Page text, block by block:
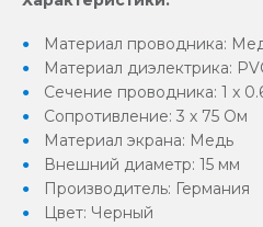
Материал проводника:
Материал диэлектрика:
Сечение проводника: 1 x
Сопротивление: 3 х 75 Ом
Материал экрана: Медь
Внешний диаметр: 15 мм
Производитель: Германия
Цвет: Черный